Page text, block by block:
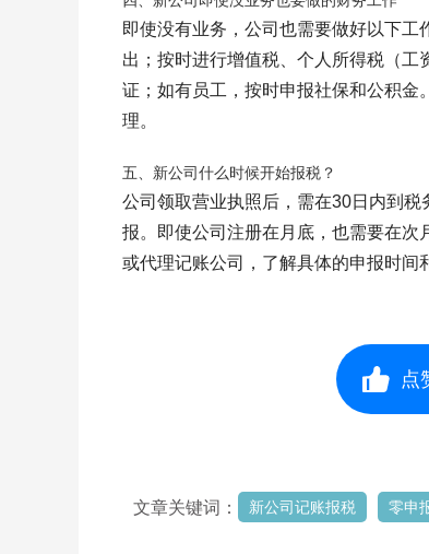
即使没有业务，公司也需要做好以下
出；按时进行增值税、个人所得税（
证；如有员工，按时申报社保和公积金
理。
五、新公司什么时候开始报税？
公司领取营业执照后，需在30日内到
报。即使公司注册在月底，也需要在次
或代理记账公司，了解具体的申报时间
点
文章关键词： 新公司记账报税 零申